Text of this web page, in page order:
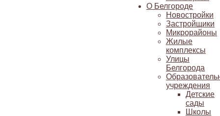
О Белгороде
Новостройки
Застройщики
Микрорайоны
Жилые
комплексы
Улицы
Белгорода
учреждения
Детские
сады
Школы